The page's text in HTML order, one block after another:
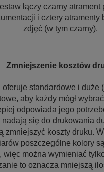
łączy czarny atrament
i cztery atramenty
zdjęć (w tym czarny).
Zmniejszenie kosztów
oferuje standardowe i duże
aby każdy mógł
odpowiada jego
się do drukowania
zmniejszyć koszty druku.
poszczególne kolory
więc można wymieniać
to oznacza mniejszą